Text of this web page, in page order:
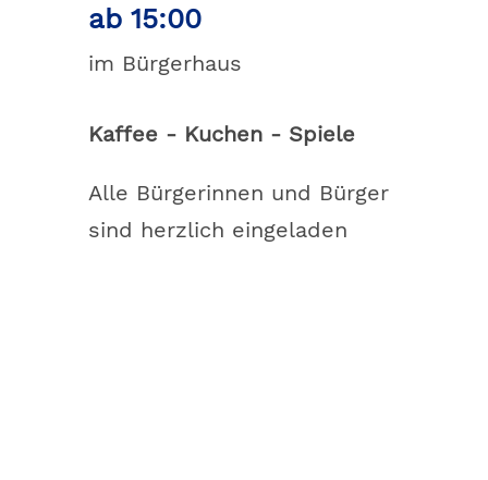
ab 15:00
im Bürgerhaus
Kaffee - Kuchen - Spiele
Alle Bürgerinnen und Bürger
sind herzlich eingeladen